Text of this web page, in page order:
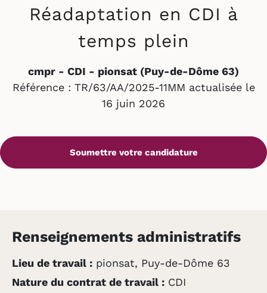
Réadaptation en CDI à
temps plein
cmpr - CDI - pionsat (Puy-de-Dôme 63)
Référence : TR/63/AA/2025-11MM actualisée le
16 juin 2026
Renseignements administratifs
Lieu de travail : pionsat, Puy-de-Dôme 63
Nature du contrat de travail : CDI